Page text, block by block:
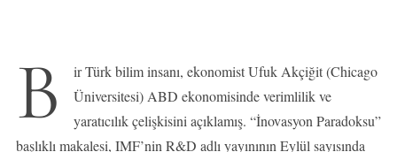
B
ir Türk bilim insanı, ekonomist Ufuk Akçiğit (Chicago
Üniversitesi) ABD ekonomisinde verimlilik ve
yaratıcılık çelişkisini açıklamış. “İnovasyon Paradoksu”
başlıklı makalesi, IMF’nin R&D adlı yayınının Eylül sayısında